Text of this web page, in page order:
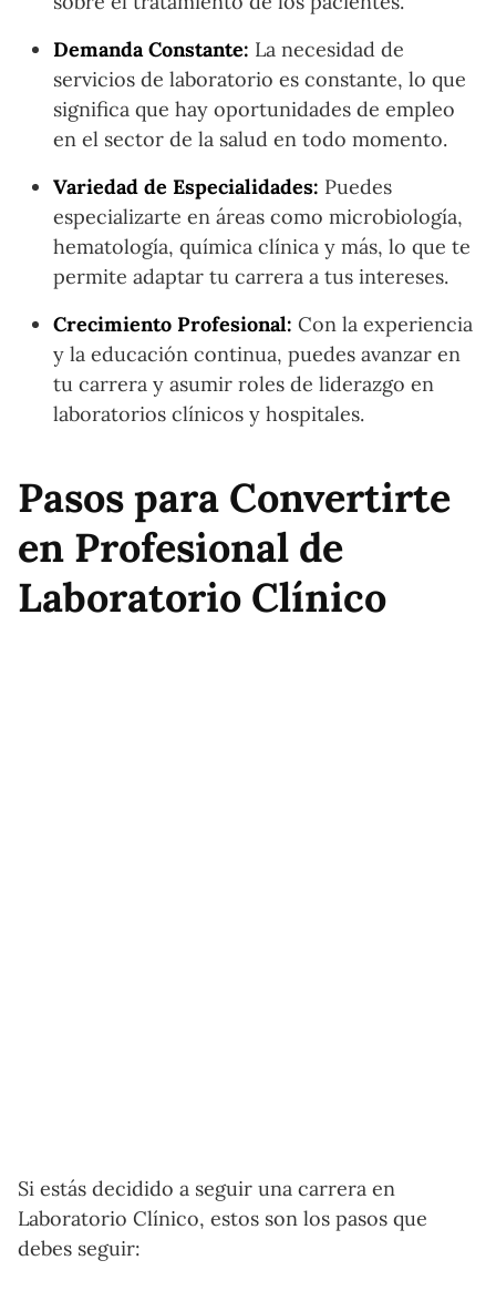
Demanda Constante: La necesidad de
servicios de laboratorio es constante, lo que
significa que hay oportunidades de empleo
en el sector de la salud en todo momento.
Variedad de Especialidades: Puedes
especializarte en áreas como microbiología,
hematología, química clínica y más, lo que te
permite adaptar tu carrera a tus intereses.
Crecimiento Profesional: Con la experiencia
y la educación continua, puedes avanzar en
tu carrera y asumir roles de liderazgo en
laboratorios clínicos y hospitales.
Pasos para Convertirte
en Profesional de
Laboratorio Clínico
Si estás decidido a seguir una carrera en
Laboratorio Clínico, estos son los pasos que
debes seguir: